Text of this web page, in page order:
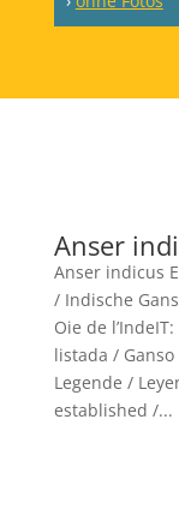
Anser
Anser indicus
/ Indische
Oie de
listada /
Legende /
established /...